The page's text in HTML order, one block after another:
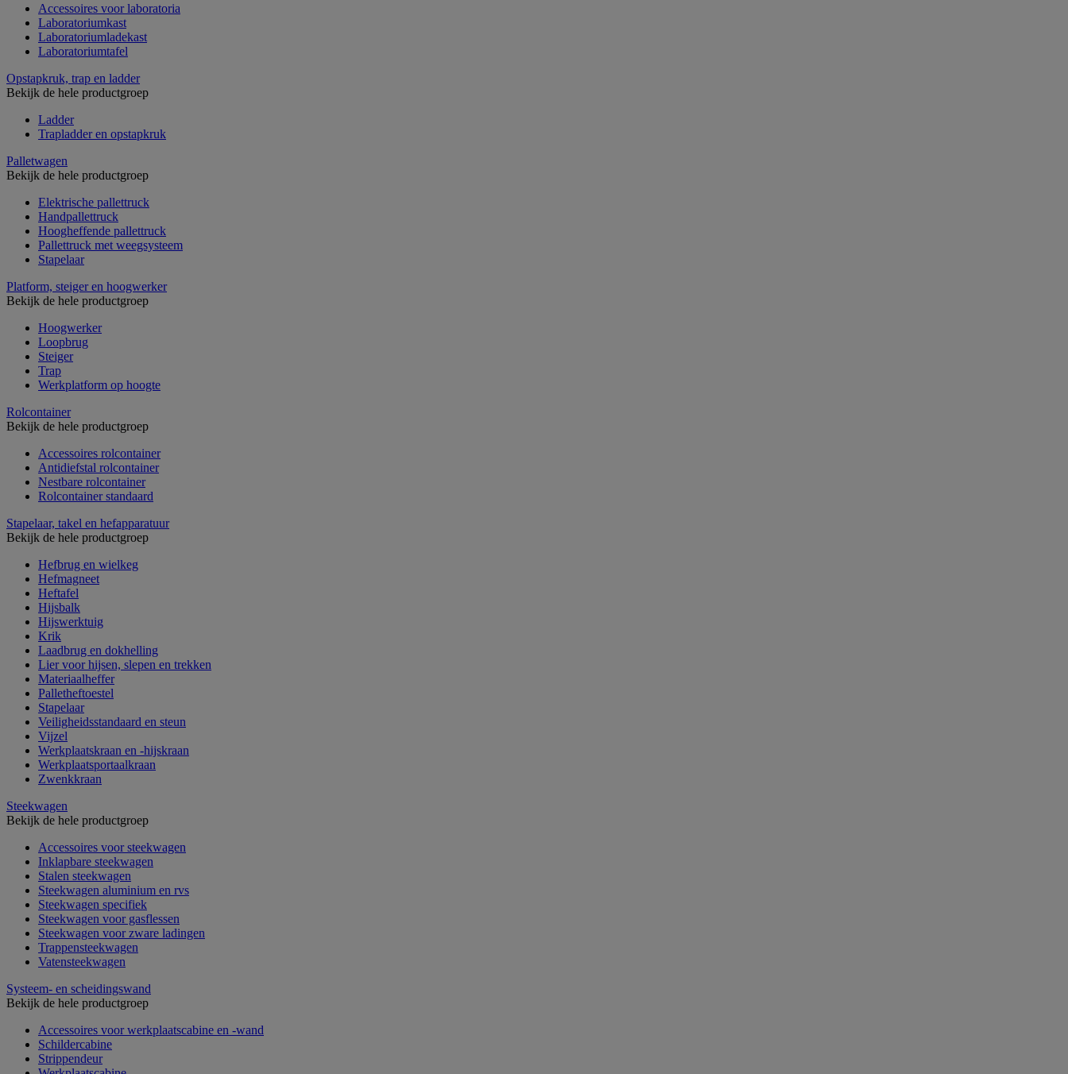
Accessoires voor laboratoria
Laboratoriumkast
Laboratoriumladekast
Laboratoriumtafel
Opstapkruk, trap en ladder
Bekijk de hele productgroep
Ladder
Trapladder en opstapkruk
Palletwagen
Bekijk de hele productgroep
Elektrische pallettruck
Handpallettruck
Hoogheffende pallettruck
Pallettruck met weegsysteem
Stapelaar
Platform, steiger en hoogwerker
Bekijk de hele productgroep
Hoogwerker
Loopbrug
Steiger
Trap
Werkplatform op hoogte
Rolcontainer
Bekijk de hele productgroep
Accessoires rolcontainer
Antidiefstal rolcontainer
Nestbare rolcontainer
Rolcontainer standaard
Stapelaar, takel en hefapparatuur
Bekijk de hele productgroep
Hefbrug en wielkeg
Hefmagneet
Heftafel
Hijsbalk
Hijswerktuig
Krik
Laadbrug en dokhelling
Lier voor hijsen, slepen en trekken
Materiaalheffer
Palletheftoestel
Stapelaar
Veiligheidsstandaard en steun
Vijzel
Werkplaatskraan en -hijskraan
Werkplaatsportaalkraan
Zwenkkraan
Steekwagen
Bekijk de hele productgroep
Accessoires voor steekwagen
Inklapbare steekwagen
Stalen steekwagen
Steekwagen aluminium en rvs
Steekwagen specifiek
Steekwagen voor gasflessen
Steekwagen voor zware ladingen
Trappensteekwagen
Vatensteekwagen
Systeem- en scheidingswand
Bekijk de hele productgroep
Accessoires voor werkplaatscabine en -wand
Schildercabine
Strippendeur